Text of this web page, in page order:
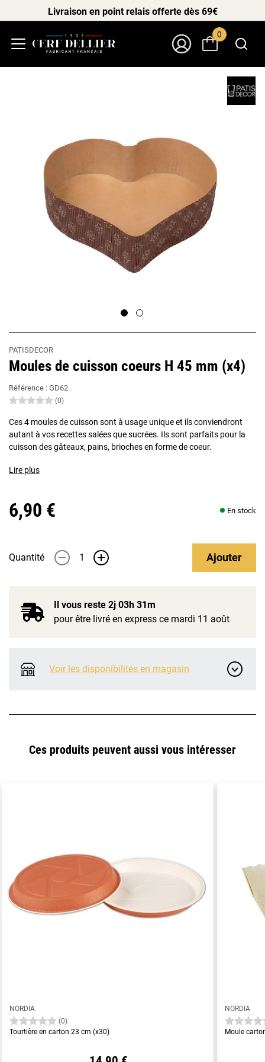
Livraison en point relais offerte dès 69€
0
PATISDECOR
Moules de cuisson coeurs H 45 mm (x4)
Référence : GD62
(0)
Ces 4 moules de cuisson sont à usage unique et ils conviendront
autant à vos recettes salées que sucrées. Ils sont parfaits pour la
cuisson des gâteaux, pains, brioches en forme de coeur.
Lire plus
6,90 € En stock
Quantité - + Ajouter
Il vous reste 2j 03h 31m
pour être livré en express ce mardi 11 août
Voir les disponibilités en magasin
Ces produits peuvent aussi vous intéresser
NORDIA
(0)
Tourtière en carton 23 cm (x30)
NORDIA
Moule